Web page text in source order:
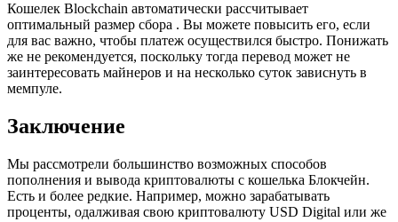
Кошелек Blockchain автоматически рассчитывает
оптимальный размер сбора . Вы можете повысить его, если
для вас важно, чтобы платеж осуществился быстро. Понижать
же не рекомендуется, поскольку тогда перевод может не
заинтересовать майнеров и на несколько суток зависнуть в
мемпуле.
Заключение
Мы рассмотрели большинство возможных способов
пополнения и вывода криптовалюты с кошелька Блокчейн.
Есть и более редкие. Например, можно зарабатывать
проценты, одалживая свою криптовалюту USD Digital или же